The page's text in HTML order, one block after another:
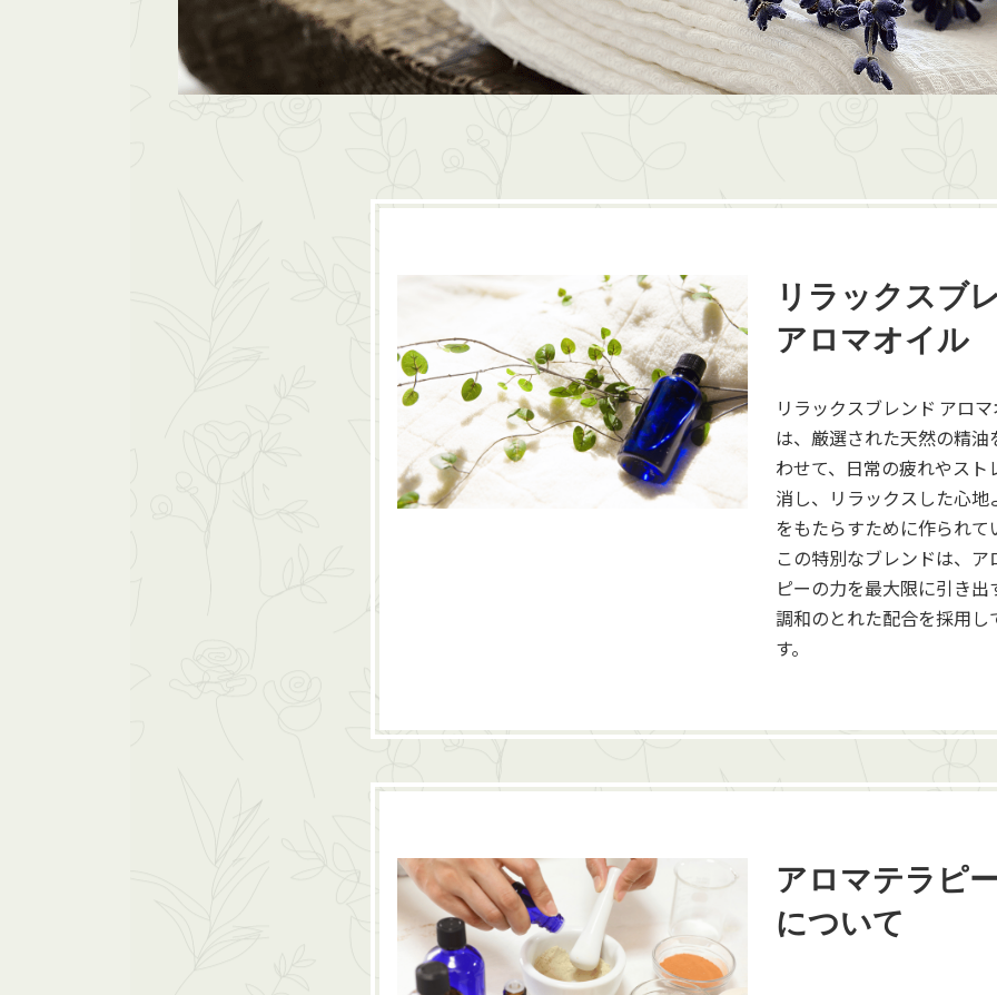
リラックスブ
アロマオイル
リラックスブレンド アロ
は、厳選された天然の精油
わせて、日常の疲れやスト
消し、リラックスした心地
をもたらすために作られて
この特別なブレンドは、ア
ピーの力を最大限に引き出
調和のとれた配合を採用し
す。
アロマテラピ
について